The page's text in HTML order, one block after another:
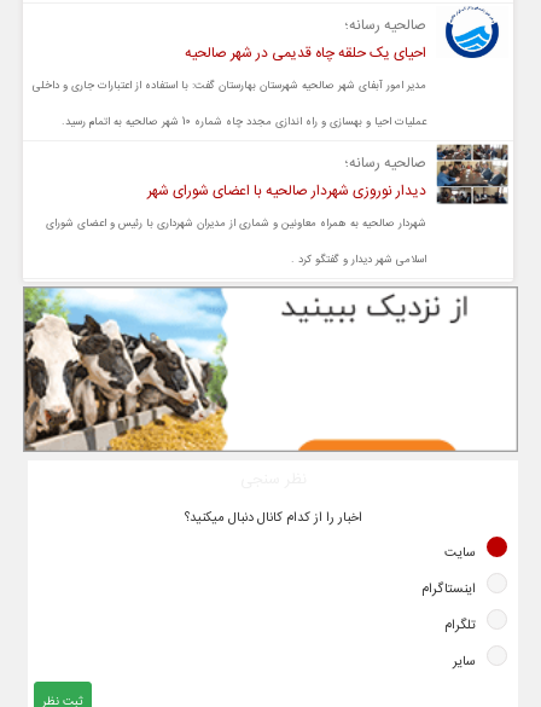
صالحیه رسانه؛
احیای یک حلقه چاه قدیمی در شهر صالحیه
مدیر امور آبفای شهر صالحیه شهرستان بهارستان گفت: با استفاده از اعتبارات جاری و داخلی
عملیات احیا و بهسازی و راه اندازی مجدد چاه شماره 10 شهر صالحیه به اتمام رسید.
صالحیه رسانه؛
دیدار نوروزی شهردار صالحیه با اعضای شورای شهر
شهردار صالحیه به همراه معاونین و شماری از مدیران شهرداری با رئیس و اعضای شورای
اسلامی شهر دیدار و گفتگو کرد .
اخبار را از کدام کانال دنبال میکنید؟
سایت
اینستاگرام
تلگرام
سایر
ثبت نظر